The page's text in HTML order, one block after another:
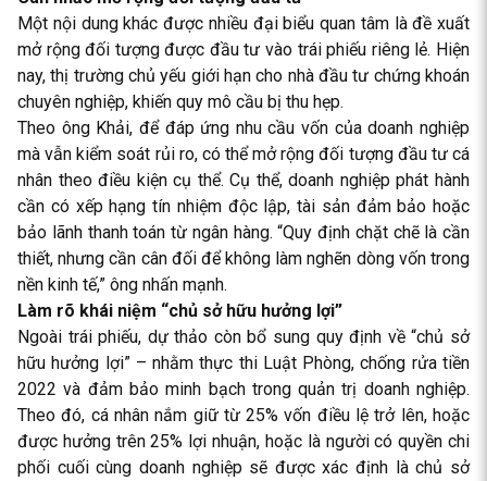
Một nội dung khác được nhiều đại biểu quan tâm là đề xuất
mở rộng đối tượng được đầu tư vào trái phiếu riêng lẻ. Hiện
nay, thị trường chủ yếu giới hạn cho nhà đầu tư chứng khoán
chuyên nghiệp, khiến quy mô cầu bị thu hẹp.
Theo ông Khải, để đáp ứng nhu cầu vốn của doanh nghiệp
mà vẫn kiểm soát rủi ro, có thể mở rộng đối tượng đầu tư cá
nhân theo điều kiện cụ thể. Cụ thể, doanh nghiệp phát hành
cần có xếp hạng tín nhiệm độc lập, tài sản đảm bảo hoặc
bảo lãnh thanh toán từ ngân hàng. “Quy định chặt chẽ là cần
thiết, nhưng cần cân đối để không làm nghẽn dòng vốn trong
nền kinh tế,” ông nhấn mạnh.
Làm rõ khái niệm “chủ sở hữu hưởng lợi”
Ngoài trái phiếu, dự thảo còn bổ sung quy định về “chủ sở
hữu hưởng lợi” – nhằm thực thi Luật Phòng, chống rửa tiền
2022 và đảm bảo minh bạch trong quản trị doanh nghiệp.
Theo đó, cá nhân nắm giữ từ 25% vốn điều lệ trở lên, hoặc
được hưởng trên 25% lợi nhuận, hoặc là người có quyền chi
phối cuối cùng doanh nghiệp sẽ được xác định là chủ sở